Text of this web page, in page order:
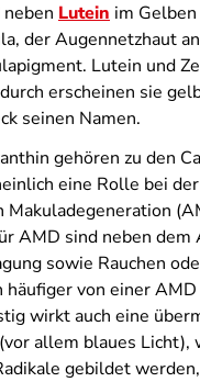
Lutein im Gelben
der Augennetzhaut
Lutein und
erscheinen sie
seinen Namen.
gehören zu den
eine Rolle bei
AMD sind neben dem
sowie Rauchen
häufiger von einer
wirkt auch eine
allem blaues Licht),
gebildet